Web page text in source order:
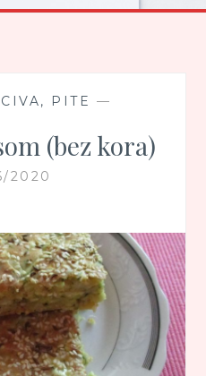
PITE —
(bez kora)
2020